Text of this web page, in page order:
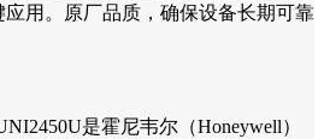
用。原厂品质，确保设备长期可靠
是霍尼韦尔（Honeywell）